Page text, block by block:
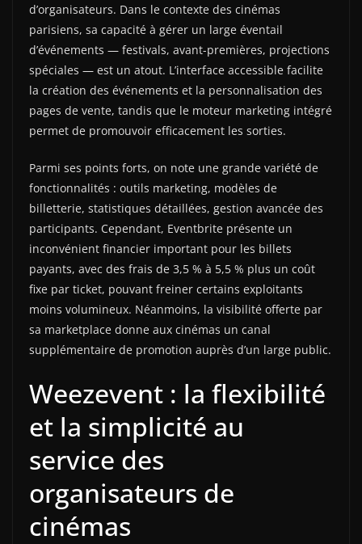
d’organisateurs. Dans le contexte des cinémas
parisiens, sa capacité à gérer un large éventail
d’événements — festivals, avant-premières, projections
spéciales — est un atout. L’interface accessible facilite
la création des événements et la personnalisation des
pages de vente, tandis que le moteur marketing intégré
permet de promouvoir efficacement les sorties.
Parmi ses points forts, on note une grande variété de
fonctionnalités : outils marketing, modèles de
billetterie, statistiques détaillées, gestion avancée des
participants. Cependant, Eventbrite présente un
inconvénient financier important pour les billets
payants, avec des frais de 3,5 % à 5,5 % plus un coût
fixe par ticket, pouvant freiner certains exploitants
moins volumineux. Néanmoins, la visibilité offerte par
sa marketplace donne aux cinémas un canal
supplémentaire de promotion auprès d’un large public.
Weezevent : la flexibilité
et la simplicité au
service des
organisateurs de
cinémas